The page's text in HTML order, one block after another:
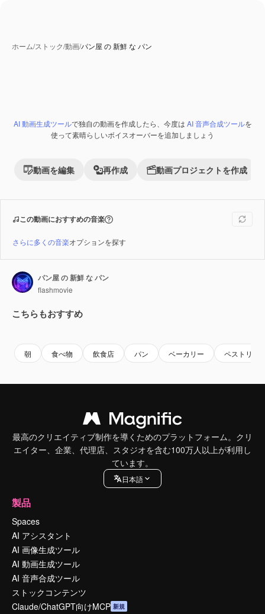
ホーム/ストック/動画/パン屋 の 新鮮 な パン
PremiumAI 生成コンテンツ
AI 動画生成ツールで独自の動画を作成したら、今度は AI 音声合成ツールを
使って素晴らしいボイスオーバーを追加しましょう
動画を編集 再作成 動画プロジェクトを作成
この動画におすすめの音楽
さらに多くの音楽オプションを探す
パン屋 の 新鮮 な パン
flashmovie
こちらもおすすめ
朝 食べ物 飲食店 パン ベーカリー ペストリー
最高のクリエイティブ制作を導くためのプラットフォーム。クリ
エイター、企業、代理店、スタジオを含む100万人以上が利用し
ています。
日本語
製品
Spaces
AI アシスタント
AI 画像生成ツール
AI 動画生成ツール
AI 音声合成ツール
ストックコンテンツ
Claude/ChatGPT向けMCP 新規